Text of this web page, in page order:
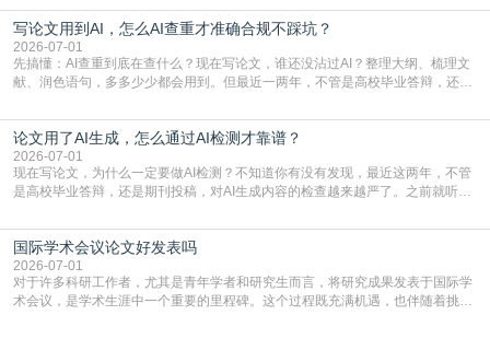
论文的初审通过率。实际上，SCI期刊对重复内容的审查是严谨投稿流程中不可
或缺的一环。本篇AEIC学术交流中心小编就为大家介绍“投稿SCI有查重吗”。
一、查重是标准流程答案是明确的：绝大多数S
写论文用到AI，怎么AI查重才准确合规不踩坑？
2026-07-01
先搞懂：AI查重到底在查什么？现在写论文，谁还没沾过AI？整理大纲、梳理文
献、润色语句，多多少少都会用到。但最近一两年，不管是高校毕业答辩，还是
须加做AI查重。很多人分不清，AI查重和普通查重到底有啥区别？这里说透：普
通查重查的是你的文字和已公开文献的重复比例，防的是抄袭；AI查重查的是你
的内容里，有多少是AI生成的，防的是过
论文用了AI生成，怎么通过AI检测才靠谱？
2026-07-01
现在写论文，为什么一定要做AI检测？不知道你有没有发现，最近这两年，不管
是高校毕业答辩，还是期刊投稿，对AI生成内容的检查越来越严了。之前就听身
要求修改，还差点被判定学术不规范，真的太冤了。现在国内多数高校和核心期
刊，都已经明确出台了相关规定：如果使用AI生成内容辅助写作，必须明确标
注，未标注的AI生成内容会被认定为不符合学
国际学术会议论文好发表吗
2026-07-01
对于许多科研工作者，尤其是青年学者和研究生而言，将研究成果发表于国际学
术会议，是学术生涯中一个重要的里程碑。这个过程既充满机遇，也伴随着挑